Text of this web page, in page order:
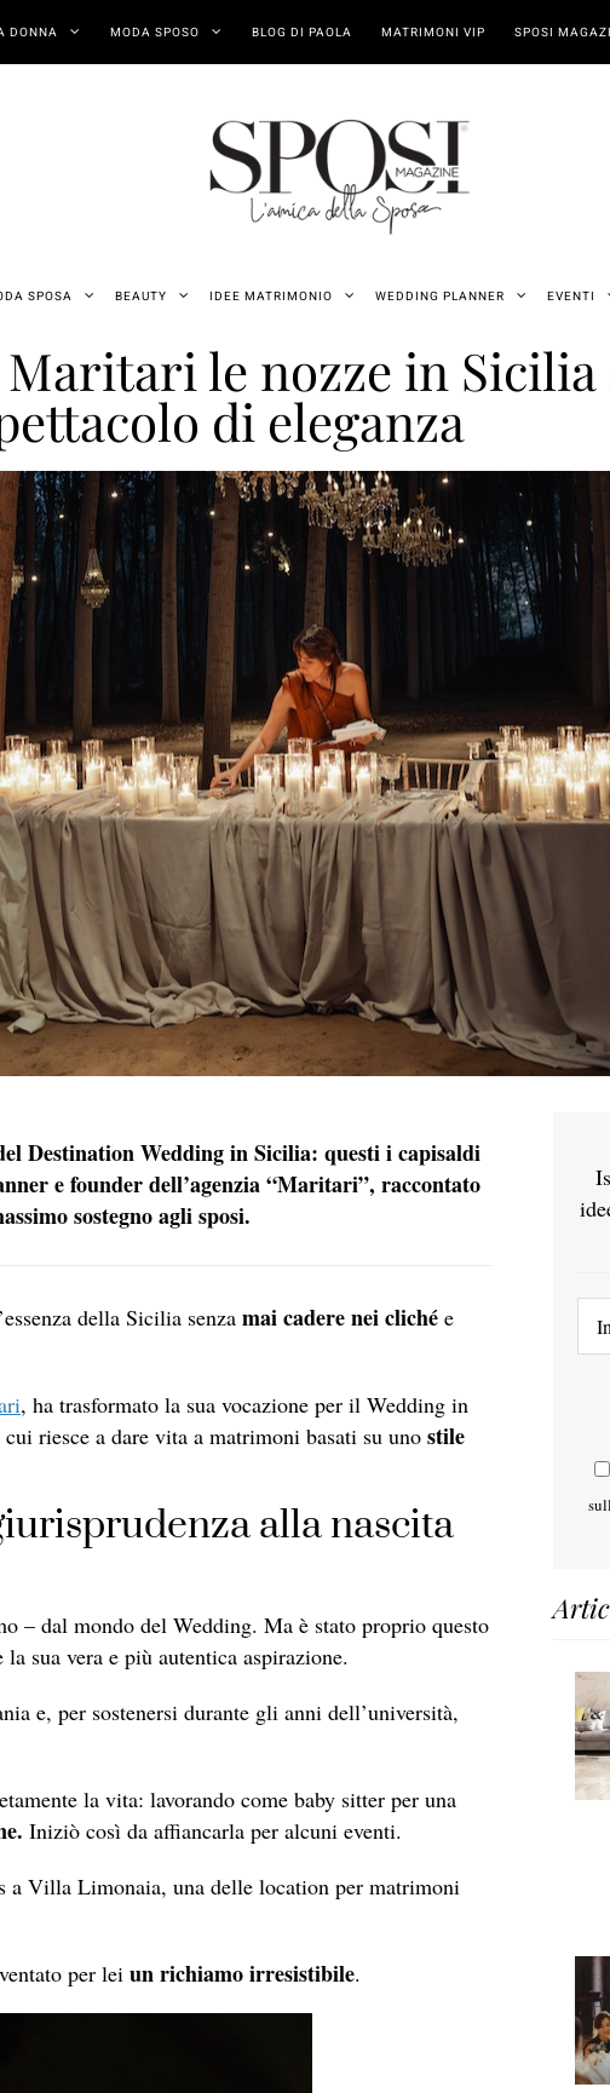
DONNA MODA SPOSO BLOG DI PAOLA MATRIMONI VIP SPOSI
SPOSA BEAUTY IDEE MATRIMONIO WEDDING PLANNER EVENTI
le nozze in Sicilia
di eleganza
Destination Wedding in Sicilia: questi i capisaldi
e founder dell’agenzia “Maritari”, raccontato
sostegno agli sposi.
della Sicilia senza mai cadere nei cliché e
, ha trasformato la sua vocazione per il Wedding in
riesce a dare vita a matrimoni basati su uno stile
alla nascita
– dal mondo del Wedding. Ma è stato proprio questo
sua vera e più autentica aspirazione.
e, per sostenersi durante gli anni dell’università,
la vita: lavorando come baby sitter per una
Iniziò così da affiancarla per alcuni eventi.
a Villa Limonaia, una delle location per matrimoni
per lei un richiamo irresistibile.